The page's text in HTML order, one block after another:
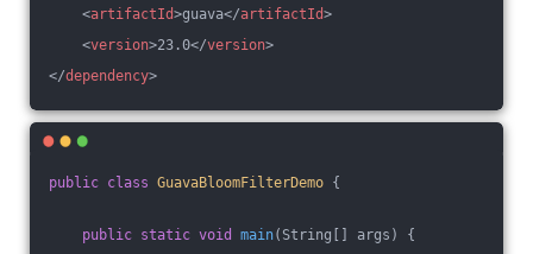
<artifactId>guava</artifactId>
<version>23.0</version>
</dependency>
public class GuavaBloomFilterDemo {
public static void main(String[] args)
{